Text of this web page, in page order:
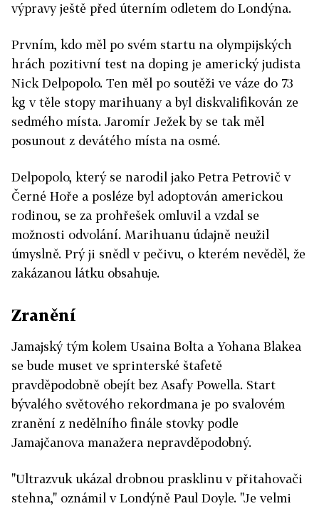
výpravy ještě před úterním odletem do Londýna.
Prvním, kdo měl po svém startu na olympijských
hrách pozitivní test na doping je americký judista
Nick Delpopolo. Ten měl po soutěži ve váze do 73
kg v těle stopy marihuany a byl diskvalifikován ze
sedmého místa. Jaromír Ježek by se tak měl
posunout z devátého místa na osmé.
Delpopolo, který se narodil jako Petra Petrovič v
Černé Hoře a posléze byl adoptován americkou
rodinou, se za prohřešek omluvil a vzdal se
možnosti odvolání. Marihuanu údajně neužil
úmyslně. Prý ji snědl v pečivu, o kterém nevěděl, že
zakázanou látku obsahuje.
Zranění
Jamajský tým kolem Usaina Bolta a Yohana Blakea
se bude muset ve sprinterské štafetě
pravděpodobně obejít bez Asafy Powella. Start
bývalého světového rekordmana je po svalovém
zranění z nedělního finále stovky podle
Jamajčanova manažera nepravděpodobný.
"Ultrazvuk ukázal drobnou prasklinu v přitahovači
stehna," oznámil v Londýně Paul Doyle. "Je velmi